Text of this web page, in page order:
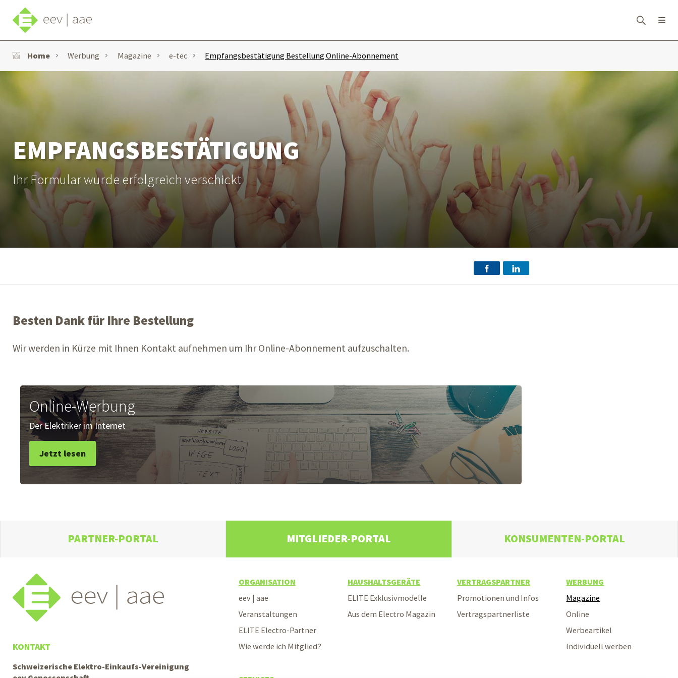
Home Werbung Magazine e-tec Empfangsbestätigung Bestellung Online-Abonnement
EMPFANGSBESTÄTIGUNG
Ihr Formular wurde erfolgreich verschickt
Besten Dank für Ihre Bestellung
Wir werden in Kürze mit Ihnen Kontakt aufnehmen um Ihr Online-Abonnement aufzuschalten.
Online-Werbung
Der Elektriker im Internet
Jetzt lesen
PARTNER-PORTAL MITGLIEDER-PORTAL KONSUMENTEN-PORTAL
KONTAKT
Schweizerische Elektro-Einkaufs-Vereinigung
ORGANISATION
eev | aae
Veranstaltungen
ELITE Electro-Partner
Wie werde ich Mitglied?
HAUSHALTSGERÄTE
ELITE Exklusivmodelle
Aus dem Electro Magazin
VERTRAGSPARTNER
Promotionen und Infos
Vertragspartnerliste
WERBUNG
Magazine
Online
Werbeartikel
Individuell werben